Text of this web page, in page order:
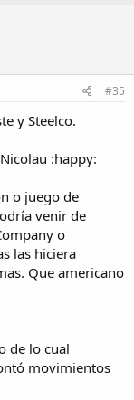
#35
y Steelco.
:happy:
o juego de
venir de
o
las hiciera
Que americano
de lo cual
movimientos